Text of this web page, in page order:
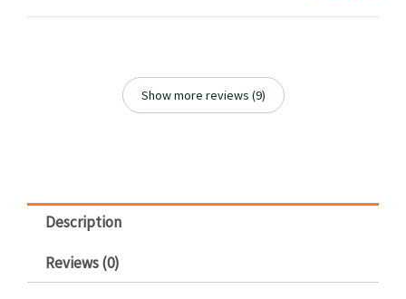
Show more reviews (9)
Description
Reviews (0)